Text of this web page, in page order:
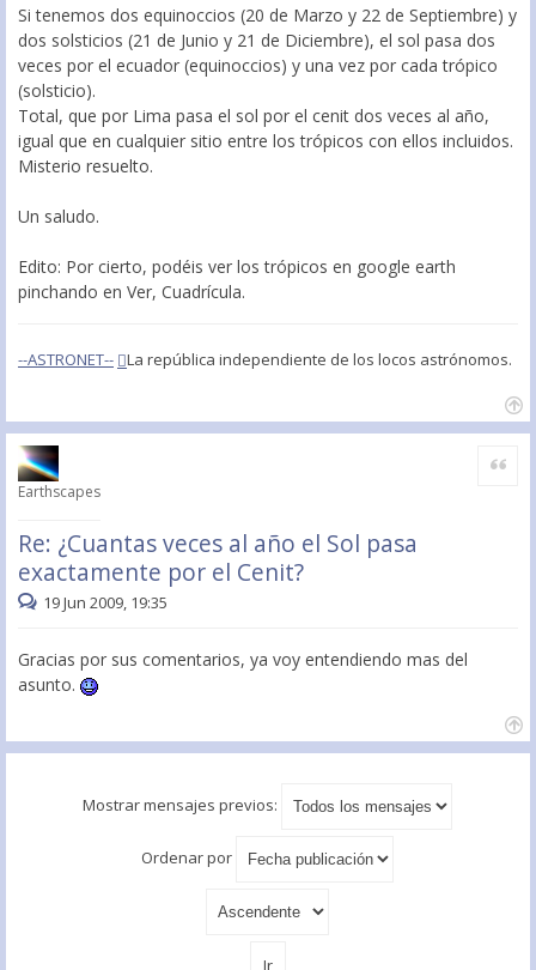
Si tenemos dos equinoccios (20 de Marzo y 22 de Septiembre) y
dos solsticios (21 de Junio y 21 de Diciembre), el sol pasa dos
veces por el ecuador (equinoccios) y una vez por cada trópico
(solsticio).
Total, que por Lima pasa el sol por el cenit dos veces al año,
igual que en cualquier sitio entre los trópicos con ellos incluidos.
Misterio resuelto.
Un saludo.
Edito: Por cierto, podéis ver los trópicos en google earth
pinchando en Ver, Cuadrícula.
--ASTRONET-- La república independiente de los locos astrónomos.
Earthscapes
Re: ¿Cuantas veces al año el Sol pasa
exactamente por el Cenit?
Citar
19 Jun 2009, 19:35
Gracias por sus comentarios, ya voy entendiendo mas del
asunto.
Mostrar mensajes previos:
Ordenar por